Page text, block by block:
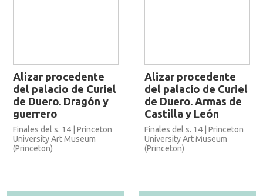
Alizar procedente
del palacio de Curiel
de Duero. Dragón y
guerrero
Finales del s. 14 | Princeton
University Art Museum
(Princeton)
Alizar procedente
del palacio de Curiel
de Duero. Armas de
Castilla y León
Finales del s. 14 | Princeton
University Art Museum
(Princeton)